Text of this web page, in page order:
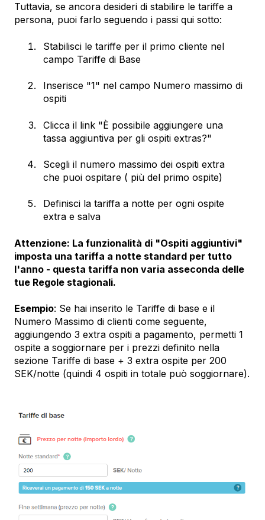
Tuttavia, se ancora desideri di stabilire le tariffe a
persona, puoi farlo seguendo i passi qui sotto:
Stabilisci le tariffe per il primo cliente nel
campo Tariffe di Base
Inserisce "1" nel campo Numero massimo di
ospiti
Clicca il link "È possibile aggiungere una
tassa aggiuntiva per gli ospiti extras?"
Scegli il numero massimo dei ospiti extra
che puoi ospitare ( più del primo ospite)
Definisci la tariffa a notte per ogni ospite
extra e salva
Attenzione: La funzionalità di "Ospiti aggiuntivi"
imposta una tariffa a notte standard per tutto
l'anno - questa tariffa non varia asseconda delle
tue Regole stagionali.
Esempio: Se hai inserito le Tariffe di base e il
Numero Massimo di clienti come seguente,
aggiungendo 3 extra ospiti a pagamento, permetti 1
ospite a soggiornare per i prezzi definito nella
sezione Tariffe di base + 3 extra ospite per 200
SEK/notte (quindi 4 ospiti in totale può soggiornare).